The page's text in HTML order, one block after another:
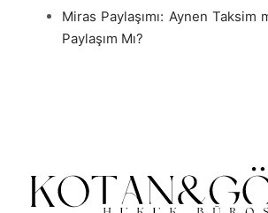
Miras Paylaşımı: Aynen Taksim
Paylaşım Mı?